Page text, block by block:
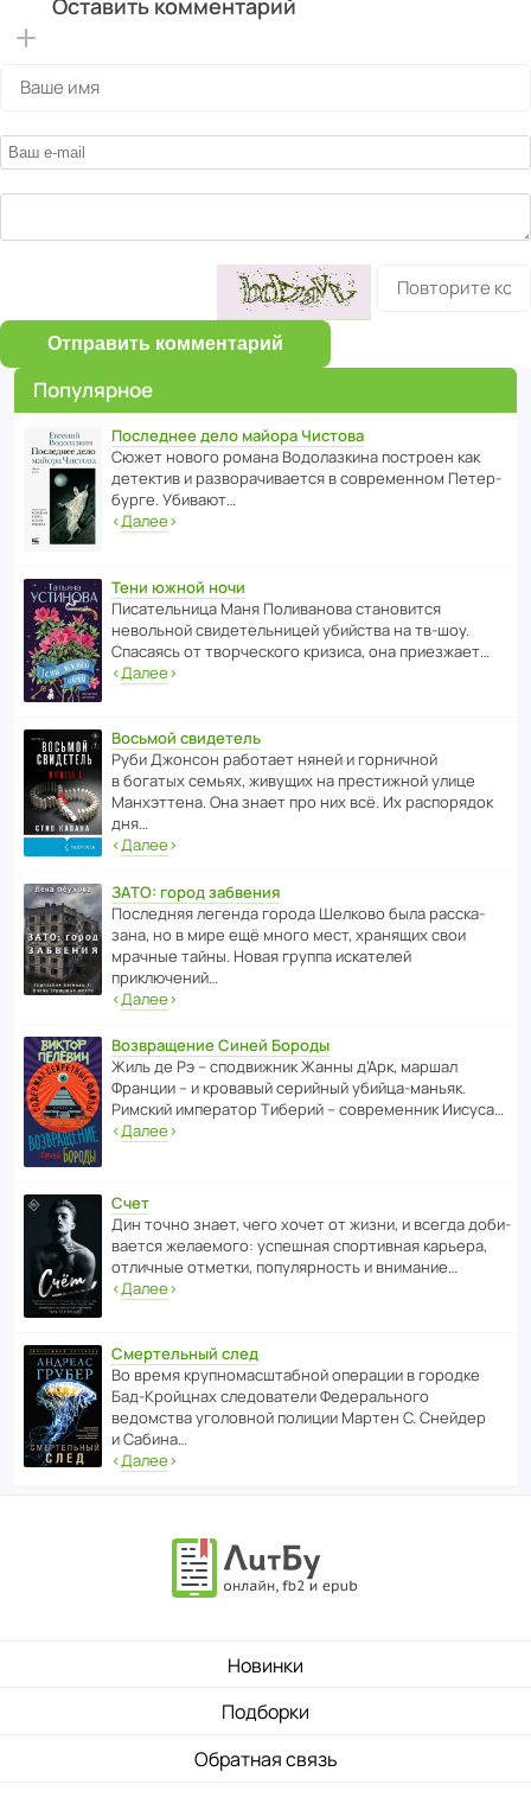
Оставить комментарий
Отправить комментарий
Популярное
Последнее дело майора Чистова
Сюжет нового романа Водо­ла­з­кина пост­роен как
дете­ктив и разво­ра­чи­ва­ется в совре­менном Пете­р­
бурге. Убивают…
‹Далее›
Тени южной ночи
Писа­тель­ница Маня Поли­ва­нова стано­вится
невольной свиде­тель­ницей убийства на тв-шоу.
Спасаясь от твор­че­с­кого кризиса, она приезжает…
‹Далее›
Восьмой свидетель
Руби Джонсон рабо­тает няней и горни­чной
в богатых семьях, живущих на прес­ти­жной улице
Манх­эт­тена. Она знает про них всё. Их распо­рядок
дня…
‹Далее›
ЗАТО: город забвения
После­дняя легенда города Шелково была расска­
зана, но в мире ещё много мест, хранящих свои
мрачные тайны. Новая группа иска­телей
приключений…
‹Далее›
Возвращение Синей Бороды
Жиль де Рэ – спод­ви­жник Жанны д’Арк, маршал
Франции – и кровавый серийный убийца-маньяк.
Римский импе­ратор Тиберий – совре­менник Иисуса…
‹Далее›
Счет
Дин точно знает, чего хочет от жизни, и всегда доби­
ва­ется жела­е­мого: успе­шная спор­ти­вная карьера,
отли­чные отметки, попу­ля­р­ность и внимание…
‹Далее›
Смертельный след
Во время круп­но­мас­ш­та­бной операции в городке
Бад‑Крой­цнах следо­ва­тели Феде­раль­ного
ведомства уголо­вной полиции Мартен С. Снейдер
и Сабина…
‹Далее›
Новинки
Подборки
Обратная связь